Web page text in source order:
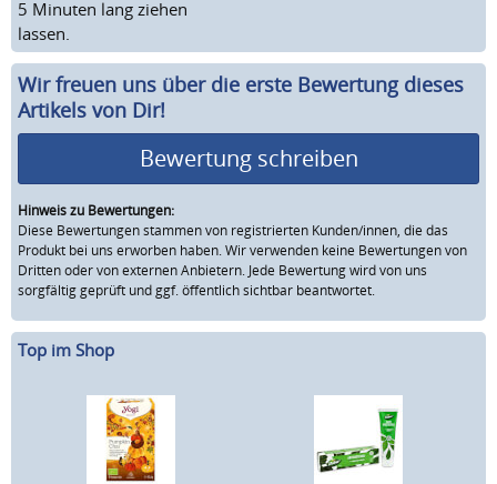
5 Minuten lang ziehen
lassen.
Wir freuen uns über die erste Bewertung dieses
Artikels von Dir!
Bewertung schreiben
Hinweis zu Bewertungen:
Diese Bewertungen stammen von registrierten Kunden/innen, die das
Produkt bei uns erworben haben. Wir verwenden keine Bewertungen von
Dritten oder von externen Anbietern. Jede Bewertung wird von uns
sorgfältig geprüft und ggf. öffentlich sichtbar beantwortet.
Top im Shop